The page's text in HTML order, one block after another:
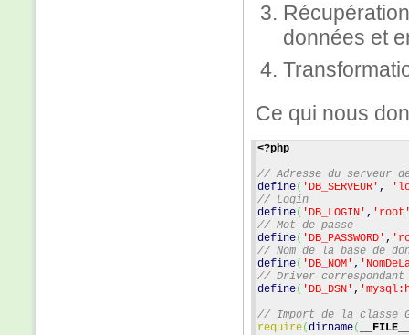
données et
Ce qui nous
<?php
// Adresse du serveur
define( 'DB_SERVEUR' ,
// Login
define( 'DB_LOGIN' ,
// Mot de passe
define( 'DB_PASSWORD' ,
// Nom de la base de
define( 'DB_NOM' ,
// Driver
define( 'DB_DSN' ,
// Import de la classe
require(dirname(